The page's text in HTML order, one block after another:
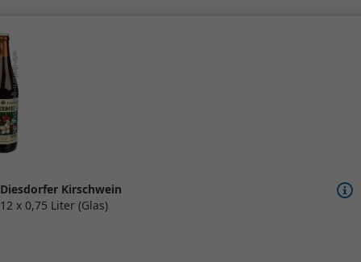
Diesdorfer Kirschwein
12 x 0,75 Liter (Glas)